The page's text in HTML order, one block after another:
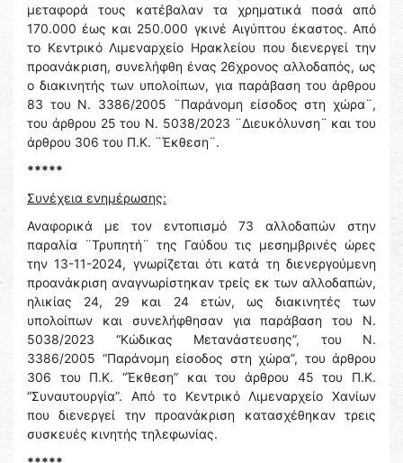
μεταφορά τους κατέβαλαν τα χρηματικά ποσά από
170.000 έως και 250.000 γκινέ Αιγύπτου έκαστος. Από
το Κεντρικό Λιμεναρχείο Ηρακλείου που διενεργεί την
προανάκριση, συνελήφθη ένας 26χρονος αλλοδαπός, ως
ο διακινητής των υπολοίπων, για παράβαση του άρθρου
83 του Ν. 3386/2005 ¨Παράνομη είσοδος στη χώρα¨,
του άρθρου 25 του Ν. 5038/2023 ¨Διευκόλυνση¨ και του
άρθρου 306 του Π.Κ. ¨Έκθεση¨.
*****
Συνέχεια ενημέρωσης:
Αναφορικά με τον εντοπισμό 73 αλλοδαπών στην
παραλία ¨Τρυπητή¨ της Γαύδου τις μεσημβρινές ώρες
την 13-11-2024, γνωρίζεται ότι κατά τη διενεργούμενη
προανάκριση αναγνωρίστηκαν τρείς εκ των αλλοδαπών,
ηλικίας 24, 29 και 24 ετών, ως διακινητές των
υπολοίπων και συνελήφθησαν για παράβαση του Ν.
5038/2023 “Κώδικας Μετανάστευσης”, του Ν.
3386/2005 “Παράνομη είσοδος στη χώρα”, του άρθρου
306 του Π.Κ. “Έκθεση” και του άρθρου 45 του Π.Κ.
“Συναυτουργία”. Από το Κεντρικό Λιμεναρχείο Χανίων
που διενεργεί την προανάκριση κατασχέθηκαν τρεις
συσκευές κινητής τηλεφωνίας.